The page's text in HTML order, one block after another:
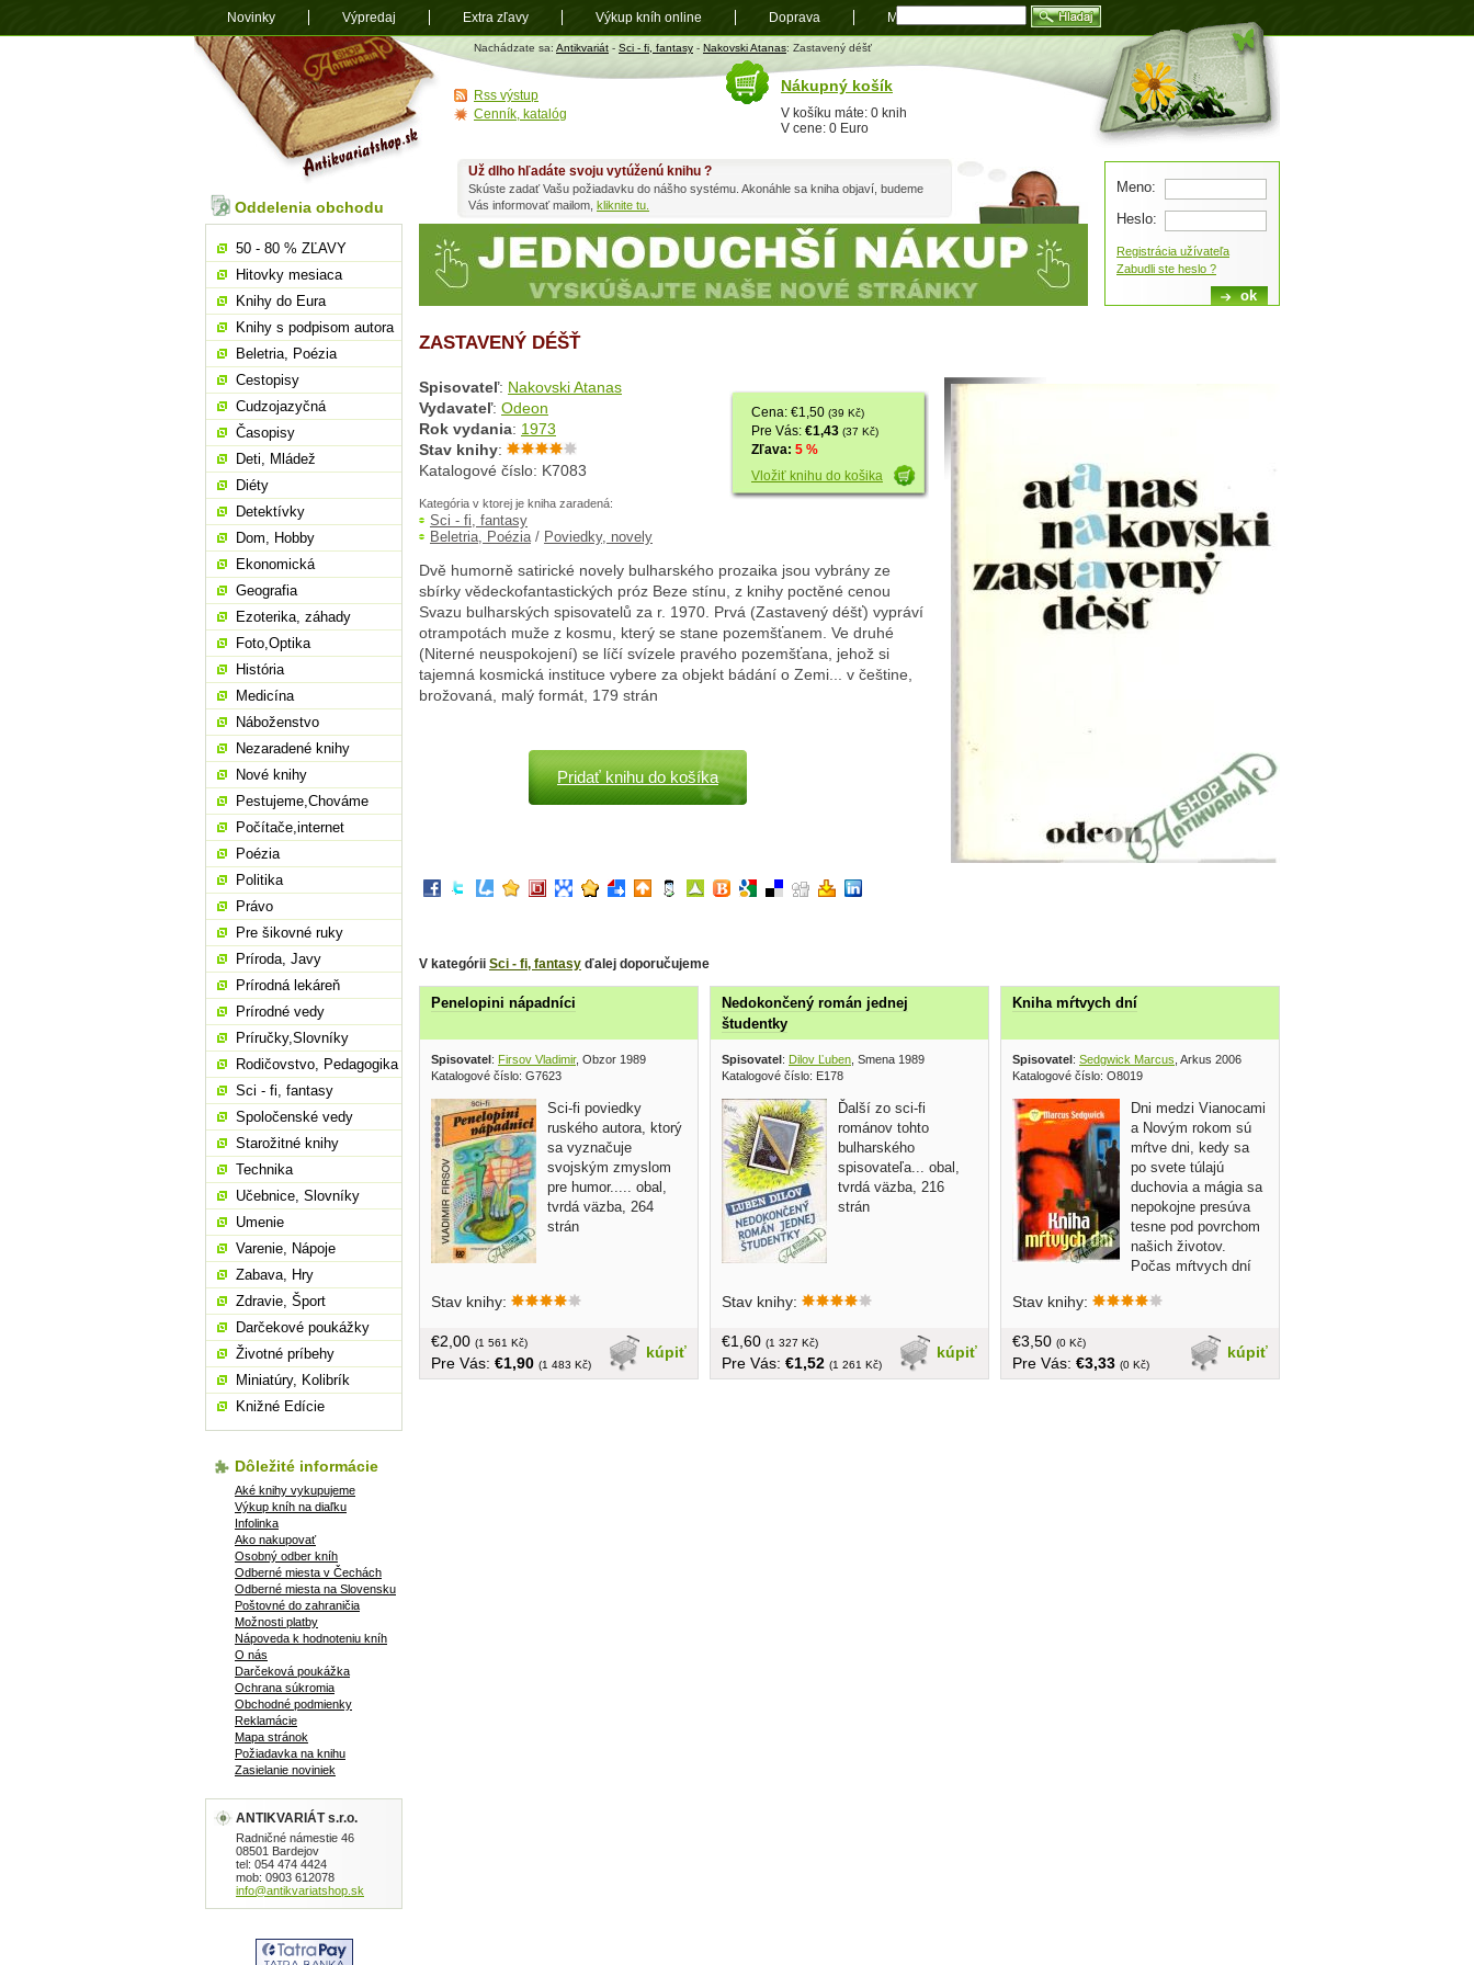
Antikvariát
shop.sk
Nachádzate sa: Antikvariát - Sci - fi, fantasy - Nakovski Atanas: Zastavený déšť
ZASTAVENÝ DÉŠŤ
Cena: €1,50 (39 Kč)
Pre Vás: €1,43 (37 Kč)
Zľava: 5 %
Vložiť knihu do košika
Spisovateľ: Nakovski Atanas
Vydavateľ: Odeon
Rok vydania: 1973
Stav knihy:
Katalogové číslo: K7083
Kategória v ktorej je kniha zaradená:
Sci - fi, fantasy
Beletria, Poézia/ Poviedky, novely
Dvě humorně satirické novely bulharského prozaika jsou vybrány ze
sbírky vědeckofantastických próz Beze stínu, z knihy poctěné cenou
Svazu bulharských spisovatelů za r. 1970. Prvá (Zastavený déšť) vypráví
otrampotách muže z kosmu, který se stane pozemšťanem. Ve druhé
(Niterné neuspokojení) se líčí svízele pravého pozemšťana, jehož si
tajemná kosmická instituce vybere za objekt bádání o Zemi... v češtine,
brožovaná, malý formát, 179 strán
Pridať knihu do košíka
V kategórii Sci - fi, fantasy ďalej doporučujeme
Penelopini nápadníci
Spisovatel: Firsov Vladimir, Obzor 1989
Katalogové číslo: G7623
Sci-fi poviedky
ruského autora, ktorý
sa vyznačuje
svojským zmyslom
pre humor..... obal,
tvrdá väzba, 264
strán
Stav knihy:
kúpiť
€2,00 (1 561 Kč)
Pre Vás: €1,90 (1 483 Kč)
Nedokončený román jednej
študentky
Spisovatel: Dilov Ľuben , Smena 1989
Katalogové číslo: E178
Ďalší zo sci-fi
románov tohto
bulharského
spisovateľa... obal,
tvrdá väzba, 216
strán
Stav knihy:
kúpiť
€1,60 (1 327 Kč)
Pre Vás: €1,52 (1 261 Kč)
Kniha mŕtvych dní
Spisovatel: Sedgwick Marcus , Arkus 2006
Katalogové číslo: O8019
Dni medzi Vianocami
a Novým rokom sú
mŕtve dni, kedy sa
po svete túlajú
duchovia a mágia sa
nepokojne presúva
tesne pod povrchom
našich životov.
Počas mŕtvych dní
Stav knihy:
kúpiť
€3,50 (0 Kč)
Pre Vás: €3,33 (0 Kč)
Už dlho hľadáte svoju vytúženú knihu ?
Skúste zadať Vašu požiadavku do nášho systému. Akonáhle sa kniha objaví, budeme
Vás informovať mailom, kliknite tu.
Oddelenia obchodu
50 - 80 % ZĽAVY
Hitovky mesiaca
Knihy do Eura
Knihy s podpisom autora
Beletria, Poézia
Cestopisy
Cudzojazyčná
Časopisy
Deti, Mládež
Diéty
Detektívky
Dom, Hobby
Ekonomická
Geografia
Ezoterika, záhady
Foto,Optika
História
Medicína
Náboženstvo
Nezaradené knihy
Nové knihy
Pestujeme,Chováme
Počítače,internet
Poézia
Politika
Právo
Pre šikovné ruky
Príroda, Javy
Prírodná lekáreň
Prírodné vedy
Príručky,Slovníky
Rodičovstvo, Pedagogika
Sci - fi, fantasy
Spoločenské vedy
Starožitné knihy
Technika
Učebnice, Slovníky
Umenie
Varenie, Nápoje
Zabava, Hry
Zdravie, Šport
Darčekové poukážky
Životné príbehy
Miniatúry, Kolibrík
Knižné Edície
Dôležité informácie
Aké knihy vykupujeme
Výkup kníh na diaľku
Infolinka
Ako nakupovať
Osobný odber kníh
Odberné miesta v Čechách
Odberné miesta na Slovensku
Poštovné do zahraničia
Možnosti platby
Nápoveda k hodnoteniu kníh
O nás
Darčeková poukážka
Ochrana súkromia
Obchodné podmienky
Reklamácie
Mapa stránok
Požiadavka na knihu
Zasielanie noviniek
ANTIKVARIÁT s.r.o.
Radničné námestie 46
08501 Bardejov
tel: 054 474 4424
mob: 0903 612078
info@antikvariatshop.sk
Meno:
Heslo:
Registrácia užívateľa
Zabudli ste heslo ?
Nákupný košík
V košíku máte: 0 knih
V cene: 0 Euro
Rss výstup
Cenník, katalóg
Novinky Výpredaj Extra zľavy Výkup kníh online Doprava Mapa